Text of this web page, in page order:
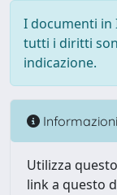
I documenti in
tutti i diritti
indicazione.
Informazioni
Utilizza
link a questo